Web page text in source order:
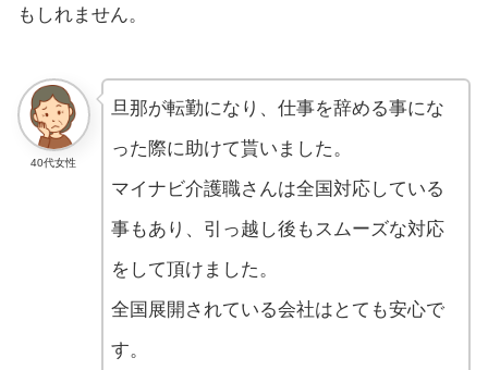
もしれません。
40代女性
旦那が転勤になり、仕事を辞める事にな
った際に助けて貰いました。
マイナビ介護職さんは全国対応している
事もあり、引っ越し後もスムーズな対応
をして頂けました。
全国展開されている会社はとても安心で
す。